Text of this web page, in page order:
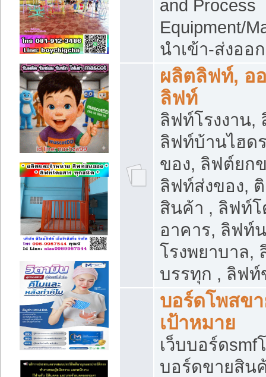
and Process
Equipment/
นำเข้า-ส่งอ
ผลิตลิฟท์, อ
ลิฟท์
ลิฟท์โรงงาน
ลิฟท์บ้านไฮด
ของ, ลิฟต์ยก
ลิฟท์ส่งของ,
สินค้า , ลิฟท์
อาคาร, ลิฟท์
โรงพยาบาล,
บรรทุก , ลิฟท์
บอร์ดโพสข
เป้าหมาย
เว็บบอร์ดsmf
บอร์ดขายสิน